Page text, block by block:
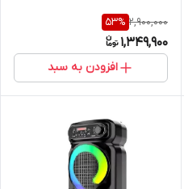
2,900,000
53%
1,349,900
افزودن به سبد